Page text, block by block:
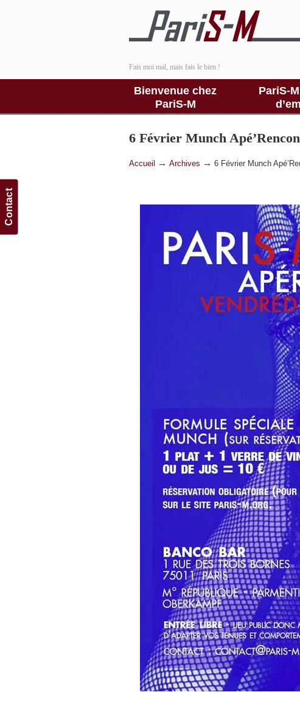
Contact
Fais moi mal, mais fais le bien !
Bienvenue chez
PariS-M
PariS-
6 Février Munch
Accueil → Archives → 6 Février Munch